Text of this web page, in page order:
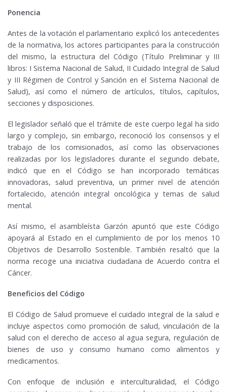
Ponencia
Antes de la votación el parlamentario explicó los antecedentes
de la normativa, los actores participantes para la construcción
del mismo, la estructura del Código (Título Preliminar y III
libros: I Sistema Nacional de Salud, II Cuidado Integral de Salud
y III Régimen de Control y Sanción en el Sistema Nacional de
Salud), así como el número de artículos, títulos, capítulos,
secciones y disposiciones.
El legislador señaló que el trámite de este cuerpo legal ha sido
largo y complejo, sin embargo, reconoció los consensos y el
trabajo de los comisionados, así como las observaciones
realizadas por los legisladores durante el segundo debate,
indicó que en el Código se han incorporado temáticas
innovadoras, salud preventiva, un primer nivel de atención
fortalecido, atención integral oncológica y temas de salud
mental.
Así mismo, el asambleísta Garzón apuntó que este Código
apoyará al Estado en el cumplimiento de por los menos 10
Objetivos de Desarrollo Sostenible. También resaltó que la
norma recoge una iniciativa ciudadana de Acuerdo contra el
Cáncer.
Beneficios del Código
El Código de Salud promueve el cuidado integral de la salud e
incluye aspectos como promoción de salud, vinculación de la
salud con el derecho de acceso al agua segura, regulación de
bienes de uso y consumo humano como alimentos y
medicamentos.
Con enfoque de inclusión e interculturalidad, el Código